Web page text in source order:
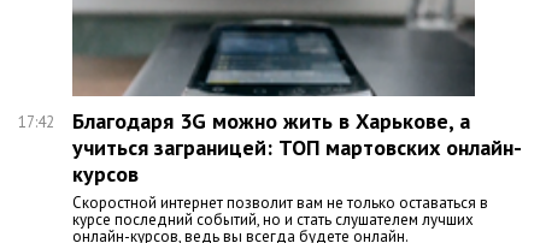
17:42
Благодаря 3G можно жить в Харькове, а
учиться заграницей: ТОП мартовских онлайн-
курсов
Скоростной интернет позволит вам не только оставаться в
курсе последний событий, но и стать слушателем лучших
онлайн-курсов, ведь вы всегда будете онлайн.